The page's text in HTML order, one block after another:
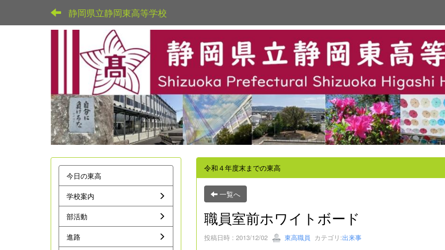
静岡県立静岡東高等学校
令和４年度末までの東高
一覧へ
職員室前ホワイトボード
投稿日時 : 2013/12/02 東高職員 カテゴリ:出来事
今日の東高
学校案内
部活動
進路